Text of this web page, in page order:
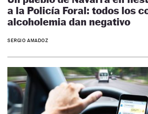
a la Policía Foral: todos los
alcoholemia dan negativo
SERGIO AMADOZ